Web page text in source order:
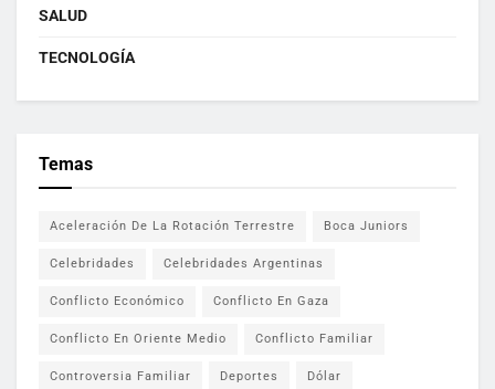
SALUD
TECNOLOGÍA
Temas
Aceleración De La Rotación Terrestre Boca Juniors
Celebridades Celebridades Argentinas
Conflicto Económico Conflicto En Gaza
Conflicto En Oriente Medio Conflicto Familiar
Controversia Familiar Deportes Dólar